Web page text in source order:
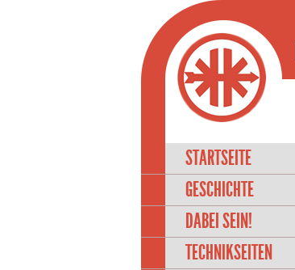
STARTSEITE
GESCHICHTE
DABEI SEIN!
TECHNIKSEITEN